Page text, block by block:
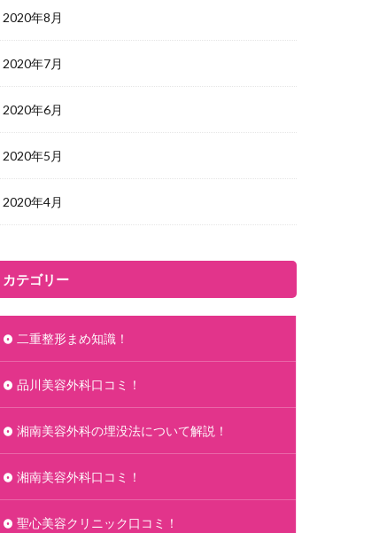
2020年8月
2020年7月
2020年6月
2020年5月
2020年4月
カテゴリー
二重整形まめ知識！
品川美容外科口コミ！
湘南美容外科の埋没法について解説！
湘南美容外科口コミ！
聖心美容クリニック口コミ！